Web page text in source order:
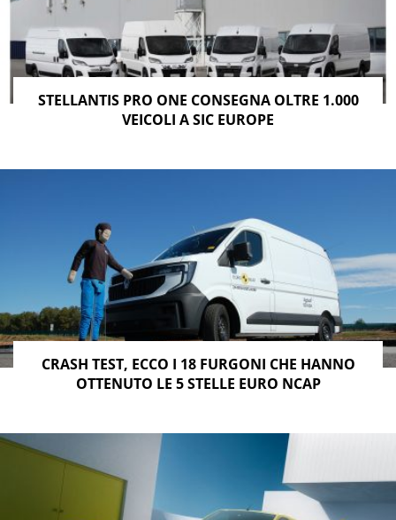
STELLANTIS PRO ONE CONSEGNA OLTRE 1.000
VEICOLI A SIC EUROPE
CRASH TEST, ECCO I 18 FURGONI CHE HANNO
OTTENUTO LE 5 STELLE EURO NCAP